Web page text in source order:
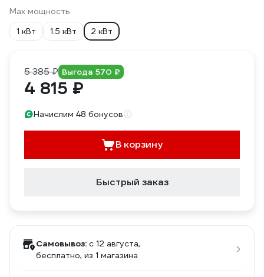
Max мощность
1 кВт
1.5 кВт 2 кВт
5 385 ₽ Выгода 570 ₽
4 815 ₽
Начислим 48 бонусов
В корзину
Быстрый заказ
Самовывоз: c 12 августа,
бесплатно, из 1 магазина